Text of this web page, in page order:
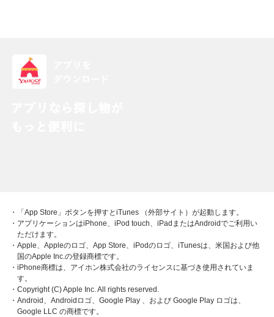
・「App Store」ボタンを押すとiTunes （外部サイト）が起動します。
・アプリケーションはiPhone、iPod touch、iPadまたはAndroidでご利用い
ただけます。
・Apple、Appleのロゴ、App Store、iPodのロゴ、iTunesは、米国および他
国のApple Inc.の登録商標です。
・iPhone商標は、アイホン株式会社のライセンスに基づき使用されていま
す。
・Copyright (C) Apple Inc. All rights reserved.
・Android、Androidロゴ、Google Play 、および Google Play ロゴは、
Google LLC の商標です。